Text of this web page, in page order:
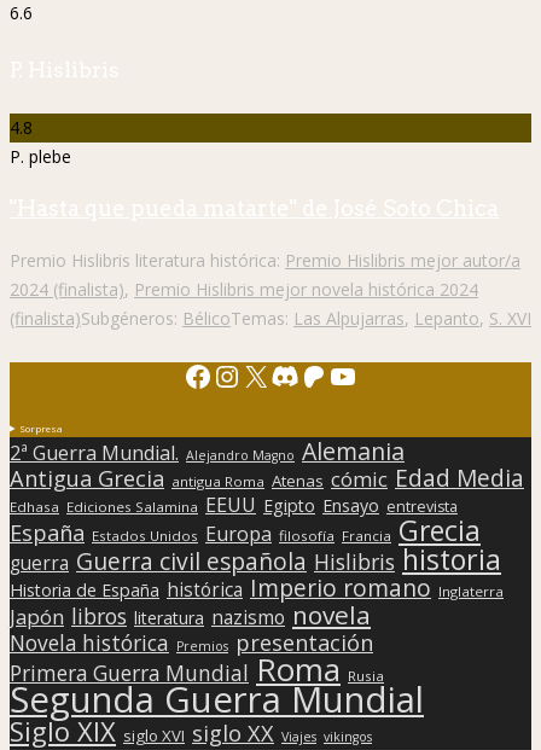
6.6
P. Hislibris
4.8
P. plebe
"Hasta que pueda matarte" de José Soto Chica
Premio Hislibris literatura histórica: Premio Hislibris mejor autor/a
2024 (finalista), Premio Hislibris mejor novela histórica 2024
(finalista)Subgéneros: BélicoTemas: Las Alpujarras, Lepanto, S. XVI
Facebook
Instagram
X Discord
Patreon
YouTube
Sorpresa
2ª Guerra Mundial. Alejandro Magno Alemania
Antigua Grecia antigua Roma Atenas cómic Edad Media
Edhasa Ediciones Salamina EEUU Egipto Ensayo entrevista
España Estados Unidos Europa filosofía Francia Grecia
guerra Guerra civil española Hislibris historia
Historia de España histórica Imperio romano Inglaterra
Japón libros literatura nazismo novela
Novela histórica Premios presentación
Primera Guerra Mundial Roma Rusia
Segunda Guerra Mundial
Siglo XIX siglo XVI siglo XX Viajes vikingos